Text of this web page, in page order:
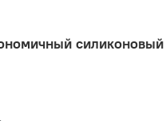
силиконовый